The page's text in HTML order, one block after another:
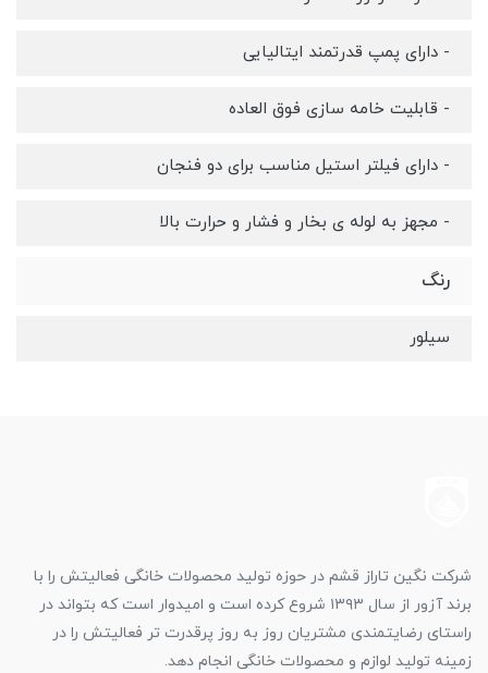
- دارای پمپ قدرتمند ایتالیایی
- قابلیت خامه سازی فوق العاده
- دارای فیلتر استیل مناسب برای دو فنجان
- مجهز به لوله ی بخار و فشار و حرارت بالا
رنگ
سیلور
شرکت نگین تاراز قشم در حوزه تولید محصولات خانگی فعالیتش را با
برند آزور از سال ۱۳۹۳ شروع کرده است و امیدوار است که بتواند در
راستای رضایتمندی مشتریان روز به روز پرقدرت تر فعالیتش را در
زمینه تولید لوازم و محصولات خانگی انجام دهد.